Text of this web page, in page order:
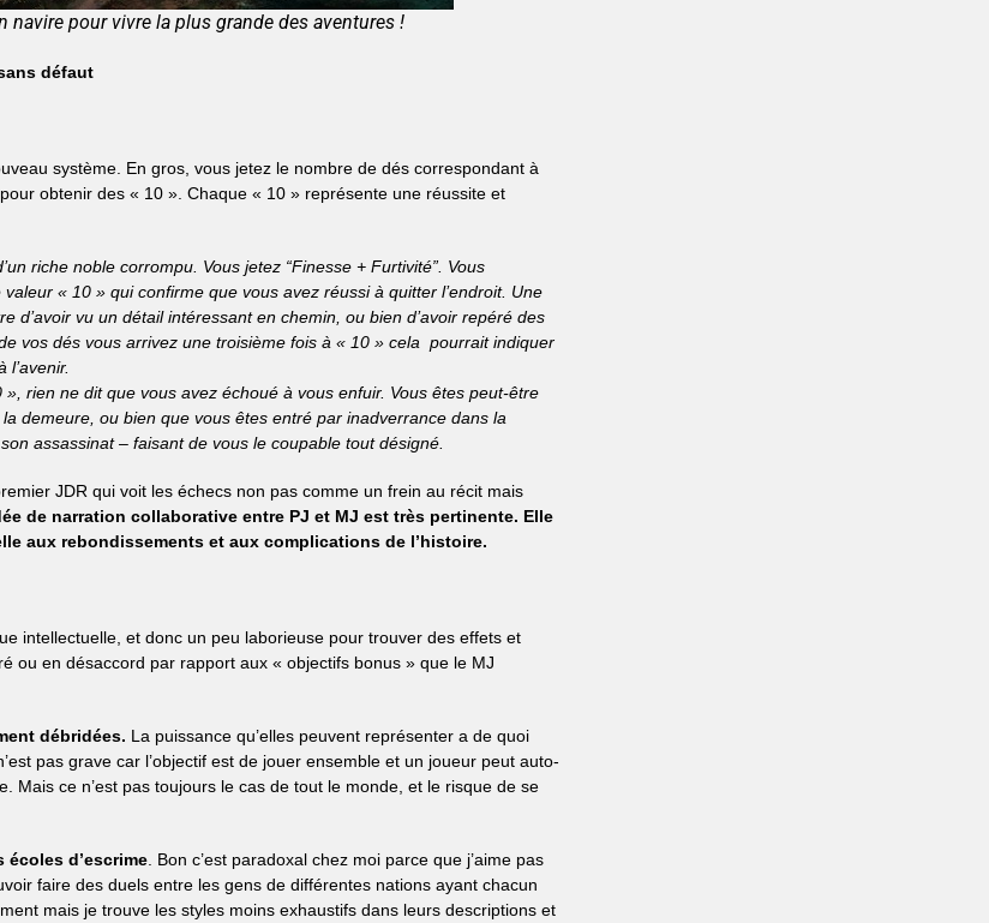
navire pour vivre la plus grande des aventures !
défaut
système. En gros, vous jetez le nombre de dés correspondant à
obtenir des « 10 ». Chaque « 10 » représente une réussite et
riche noble corrompu. Vous jetez “Finesse + Furtivité”. Vous
« 10 » qui confirme que vous avez réussi à quitter l’endroit. Une
d’avoir vu un détail intéressant en chemin, ou bien d’avoir repéré des
vos dés vous arrivez une troisième fois à « 10 » cela pourrait indiquer
rien ne dit que vous avez échoué à vous enfuir. Vous êtes peut-être
demeure, ou bien que vous êtes entré par inadverrance dans la
assassinat – faisant de vous le coupable tout désigné.
JDR qui voit les échecs non pas comme un frein au récit mais
de narration collaborative entre PJ et MJ est très pertinente. Elle
aux rebondissements et aux complications de l’histoire.
intellectuelle, et donc un peu laborieuse pour trouver des effets et
ou en désaccord par rapport aux « objectifs bonus » que le MJ
débridées. La puissance qu’elles peuvent représenter a de quoi
pas grave car l’objectif est de jouer ensemble et un joueur peut auto-
Mais ce n’est pas toujours le cas de tout le monde, et le risque de se
écoles d’escrime . Bon c’est paradoxal chez moi parce que j’aime pas
faire des duels entre les gens de différentes nations ayant chacun
mais je trouve les styles moins exhaustifs dans leurs descriptions et